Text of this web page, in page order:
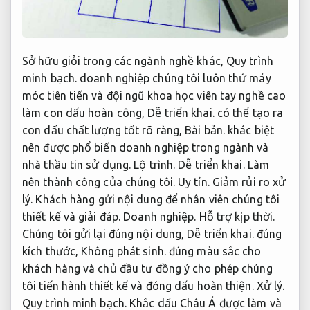
Sở hữu giỏi trong các ngành nghề khác, Quy trình
minh bạch. doanh nghiệp chúng tôi luôn thứ máy
móc tiên tiến và đội ngũ khoa học viên tay nghề cao
làm con dấu hoàn công, Dễ triển khai. có thể tạo ra
con dấu chất lượng tốt rõ ràng, Bài bản. khác biệt
nên được phổ biến doanh nghiệp trong ngành và
nhà thầu tin sử dụng. Lộ trình. Dễ triển khai. Làm
nên thành công của chúng tôi. Uy tín. Giảm rủi ro xử
lý. Khách hàng gửi nội dung để nhân viên chúng tôi
thiết kế và giải đáp. Doanh nghiệp. Hỗ trợ kịp thời.
Chúng tôi gửi lại đúng nội dung, Dễ triển khai. đúng
kích thước, Không phát sinh. đúng màu sắc cho
khách hàng và chủ đầu tư đồng ý cho phép chúng
tôi tiến hành thiết kế và đóng dấu hoàn thiện. Xử lý.
Quy trình minh bạch. Khắc dấu Châu Á được làm và